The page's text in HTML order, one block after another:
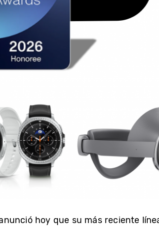
hoy que su más reciente